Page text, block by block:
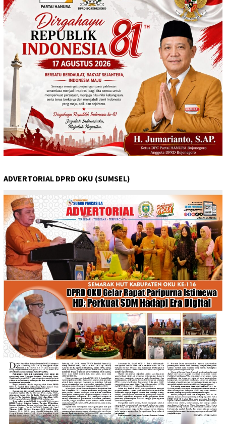
ADVERTORIAL DPRD OKU (SUMSEL)